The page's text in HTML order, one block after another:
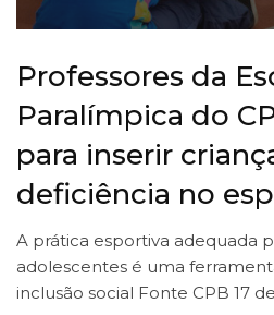
Professores da
Paralímpica do
para inserir
deficiência no
A prática esportiva adequada
adolescentes é uma
inclusão social Fonte CPB 17